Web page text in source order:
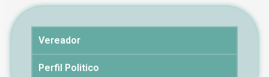
Vereador
Perfil Politico